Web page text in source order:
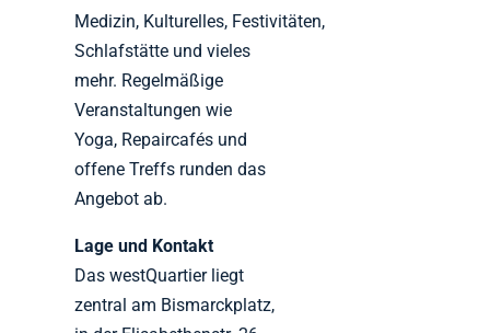
Medizin, Kulturelles, Festivitäten,
Schlafstätte und vieles
mehr. Regelmäßige
Veranstaltungen wie
Yoga, Repaircafés und
offene Treffs runden das
Angebot ab.
Lage und Kontakt
Das westQuartier liegt
zentral am Bismarckplatz,